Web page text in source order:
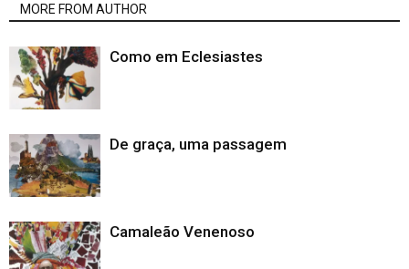
MORE FROM AUTHOR
Como em Eclesiastes
De graça, uma passagem
Camaleão Venenoso